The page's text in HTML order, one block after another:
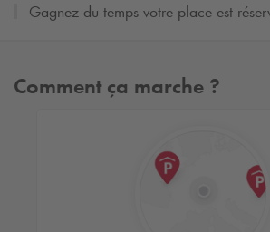
Gagnez du temps votre place est
Comment ça marche ?